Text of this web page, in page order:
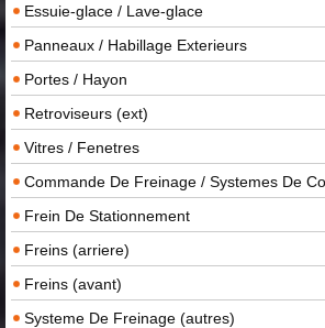
Essuie-glace / Lave-glace
Panneaux / Habillage Exterieurs
Portes / Hayon
Retroviseurs (ext)
Vitres / Fenetres
Commande De Freinage / Systemes De
Frein De Stationnement
Freins (arriere)
Freins (avant)
Systeme De Freinage (autres)